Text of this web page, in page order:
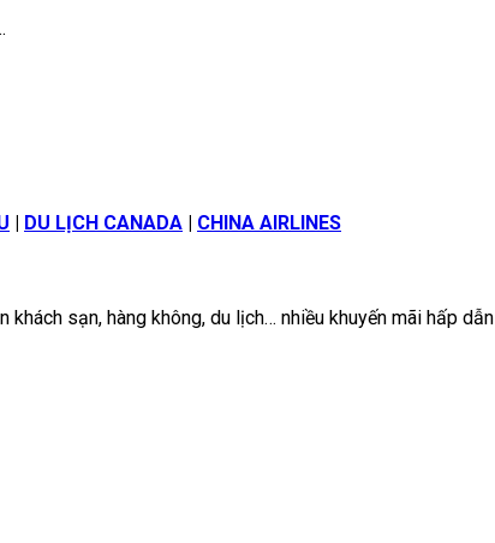
DU LỊCH CANADA CHINA AIRLINES
sạn, hàng không, du lịch… nhiều khuyến mãi hấp dẫn